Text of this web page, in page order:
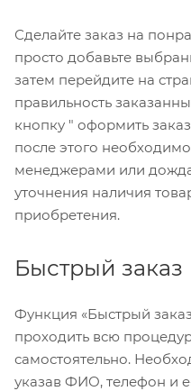
Сделайте заказ на
просто добавьте
затем перейдите на
правильность
кнопку " оформить
после этого
менеджерами или
уточнения наличия
приобретения.
Быстрый заказ
Функция «Быстрый
проходить всю
самостоятельно.
указав ФИО, телефон и